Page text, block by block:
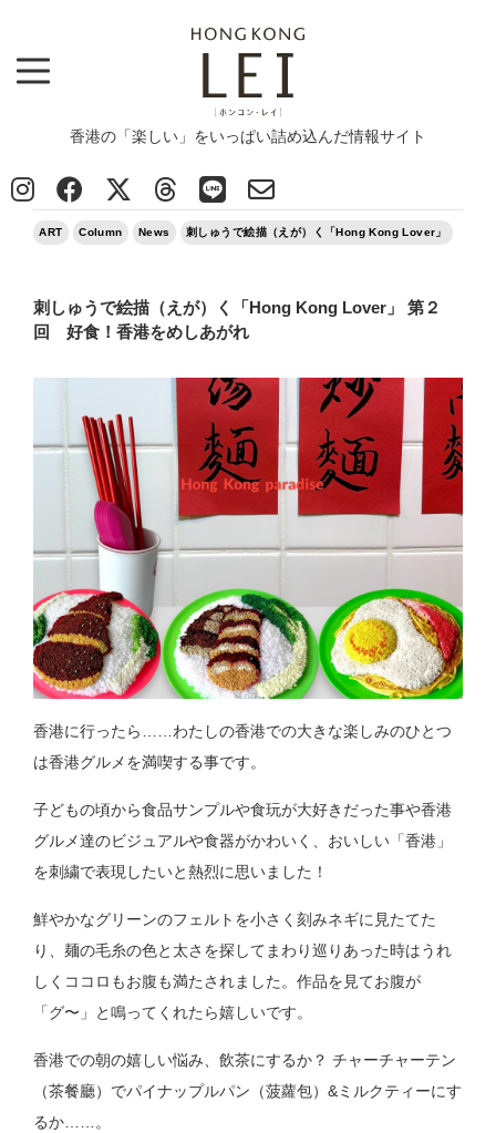
香港の「楽しい」をいっぱい詰め込んだ情報サイト
ART
>
2025/02/25
ART Column News 刺しゅうで絵描（えが）く「Hong Kong Lover」
刺しゅうで絵描（えが）く「Hong Kong Lover」 第２
回 好食！香港をめしあがれ
香港に行ったら……わたしの香港での大きな楽しみのひとつ
は香港グルメを満喫する事です。
子どもの頃から食品サンプルや食玩が大好きだった事や香港
グルメ達のビジュアルや食器がかわいく、おいしい「香港」
を刺繍で表現したいと熱烈に思いました！
鮮やかなグリーンのフェルトを小さく刻みネギに見たてた
り、麺の毛糸の色と太さを探してまわり巡りあった時はうれ
しくココロもお腹も満たされました。作品を見てお腹が
「グ〜」と鳴ってくれたら嬉しいです。
香港での朝の嬉しい悩み、飲茶にするか？ チャーチャーテン
（茶餐廳）でパイナップルパン（菠蘿包）&ミルクティーにす
るか……。